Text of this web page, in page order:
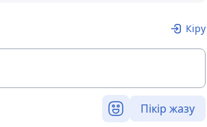
Кіру
Пікір жазу